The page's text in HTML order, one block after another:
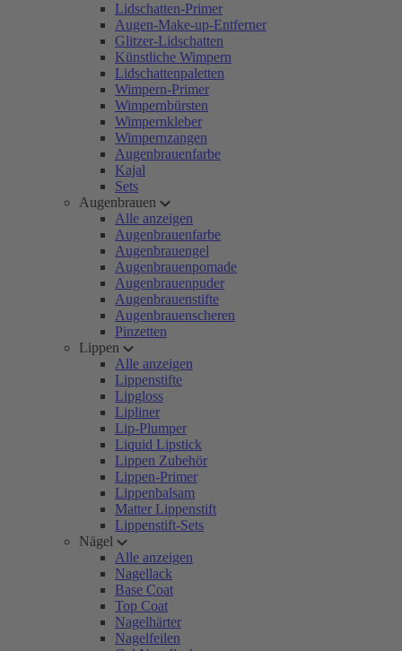
Lidschatten-Primer
Augen-Make-up-Entferner
Glitzer-Lidschatten
Künstliche Wimpern
Lidschattenpaletten
Wimpern-Primer
Wimpernbürsten
Wimpernkleber
Wimpernzangen
Augenbrauenfarbe
Kajal
Sets
Augenbrauen
Alle anzeigen
Augenbrauenfarbe
Augenbrauengel
Augenbrauenpomade
Augenbrauenpuder
Augenbrauenstifte
Augenbrauenscheren
Pinzetten
Lippen
Alle anzeigen
Lippenstifte
Lipgloss
Lipliner
Lip-Plumper
Liquid Lipstick
Lippen Zubehör
Lippen-Primer
Lippenbalsam
Matter Lippenstift
Lippenstift-Sets
Nägel
Alle anzeigen
Nagellack
Base Coat
Top Coat
Nagelhärter
Nagelfeilen